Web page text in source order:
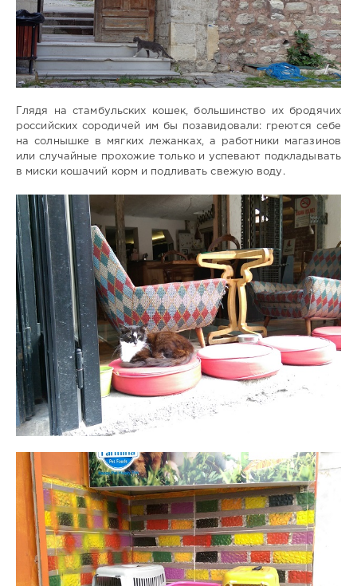
Глядя на стамбульских кошек, большинство их бродячих
российских сородичей им бы позавидовали: греются себе
на солнышке в мягких лежанках, а работники магазинов
или случайные прохожие только и успевают подкладывать
в миски кошачий корм и подливать свежую воду.